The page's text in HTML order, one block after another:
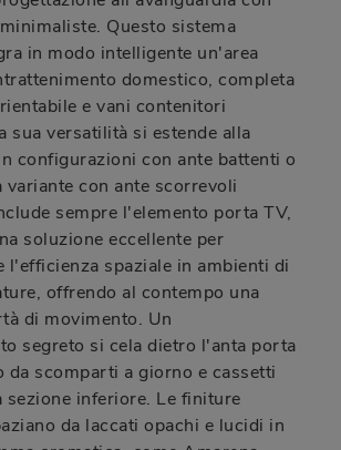
Questo sistema
in modo intelligente un'area
domestico, completa
e vani contenitori
sua versatilità si estende alla
configurazioni con ante battenti o
variante con ante scorrevoli
sempre l'elemento porta TV,
soluzione eccellente per
l'efficienza spaziale in ambienti di
offrendo al contempo una
di movimento. Un
segreto si cela dietro l'anta porta
da scomparti a giorno e cassetti
sezione inferiore. Le finiture
da laccati opachi e lucidi in